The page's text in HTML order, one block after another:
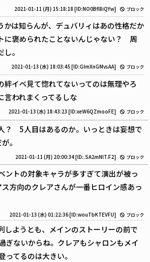
2021-01-11 (月) 15:18:18 [ID:NO0Bfl8iQYw] ブロック
かは知らんが、デュバリィはあの性格だか
に褒められたことないんじゃない？ 周
。
2021-01-13 (水) 18:03:45 [ID:GImXnGMvsAA] ブロック
絆イベ見て惚れてないってのは無理やろ
言われまくってるしな
2021-01-13 (水) 18:43:23 [ID:xeW6QZmooFE] ブロック
？ 5人目はあるのか。いっときは妄想で
。
2021-01-11 (月) 20:00:34[ID:.SA2mNlT.F2] ブロック
ントの対象キャラが多すぎて演出が被っ
方向のクレアさんが一番ヒロイン感あっ
2021-01-13 (水) 01:22:36[ID:wouTbKTEVFU] ブロック
しようとも、メインのストーリーの前で
ぎないからね。クレアもシャロンもメイ
ってるのは大きい。